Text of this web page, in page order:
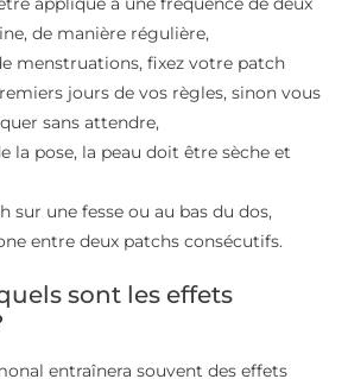
de manière régulière,
menstruations, fixez votre patch
jours de vos règles, sinon vous
sans attendre,
la pose, la peau doit être sèche et
sur une fesse ou au bas du dos,
entre deux patchs consécutifs.
sont les effets
entraînera souvent des effets